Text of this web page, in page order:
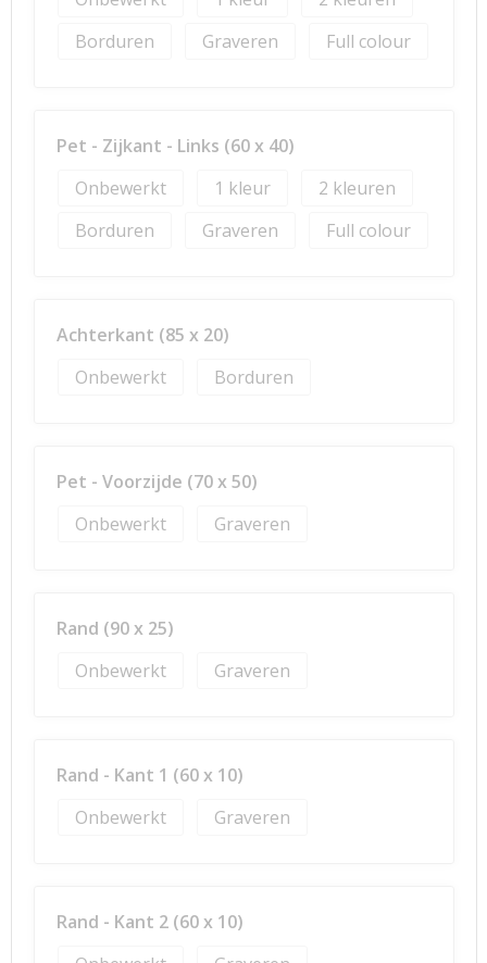
Borduren
Graveren Full colour
Pet - Zijkant - Links (60 x 40)
Onbewerkt
1
2
Borduren
Graveren Full colour
Achterkant (85 x 20)
Onbewerkt
Borduren
Pet - Voorzijde (70 x 50)
Onbewerkt
Graveren
Rand (90 x 25)
Onbewerkt
Graveren
Rand - Kant 1 (60 x 10)
Onbewerkt
Graveren
Rand - Kant 2 (60 x 10)